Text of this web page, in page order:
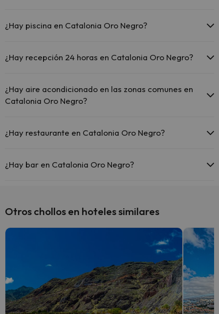
(algunas pueden ser de pago).
¿Hay piscina en Catalonia Oro Negro?
pago) Aquí tienes más info sobre la piscina y otras instalaciones.
Piscina al aire libre (toda la temporada)
¿Hay recepción 24 horas en Catalonia Oro Negro?
¿Hay aire acondicionado en las zonas comunes en
Catalonia Oro Negro?
comunes.
¿Hay restaurante en Catalonia Oro Negro?
¿Hay bar en Catalonia Oro Negro?
Otros chollos en hoteles similares